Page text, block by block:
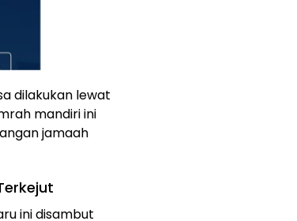
dilakukan lewat
mandiri ini
jamaah
ini disambut